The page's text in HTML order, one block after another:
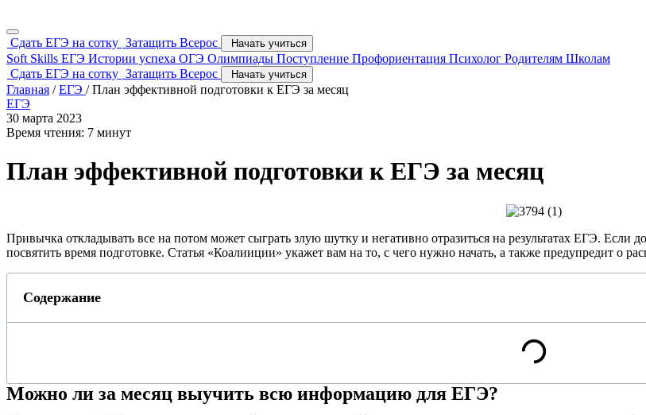
Сдать ЕГЭ на сотку Затащить Всерос Начать учиться
Soft Skills ЕГЭ Истории успеха ОГЭ Олимпиады Поступление Профориентация Психолог Родителям Школам
Сдать ЕГЭ на сотку Затащить Всерос Начать учиться
Главная / ЕГЭ /План эффективной подготовки к ЕГЭ за месяц
ЕГЭ
30 марта 2023
Время чтения: 7 минут
План эффективной подготовки к ЕГЭ за месяц
Привычка откладывать все на потом может сыграть злую шутку и негативно отразиться на результатах ЕГЭ. Если
посвятить время подготовке. Статья «Коалииции» укажет вам на то, с чего нужно начать, а также предупредит о
Содержание
Можно ли за месяц выучить всю информацию для ЕГЭ?